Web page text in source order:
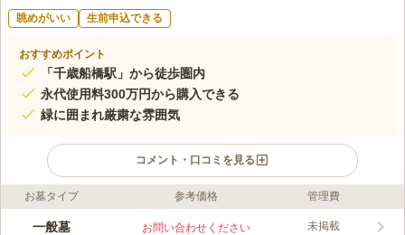
眺めがいい 生前申込できる
おすすめポイント
「千歳船橋駅」から徒歩圏内
永代使用料300万円から購入できる
緑に囲まれ厳粛な雰囲気
コメント・口コミを見る
ライフドット編集部のコメント
宝性寺は、東京都世田谷区にあります。 真言宗の寺院として戦
お墓タイプ 参考価格 管理費
一般墓 お問い合わせください 未掲載